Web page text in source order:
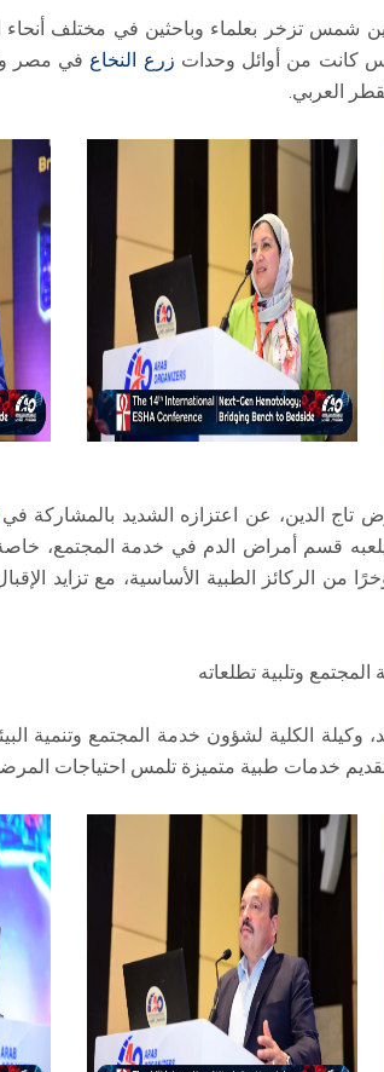
شمس تزخر بعلماء وباحثين في مختلف أنحاء
كانت من أوائل وحدات زرع النخاع في مصر
العربي.
تاج الدين، عن اعتزازه الشديد بالمشاركة في
يلعبه قسم أمراض الدم في خدمة المجتمع،
من الركائز الطبية الأساسية، مع تزايد
وتلبية تطلعاته
وكيلة الكلية لشؤون خدمة المجتمع وتنمية
خدمات طبية متميزة تلمس احتياجات